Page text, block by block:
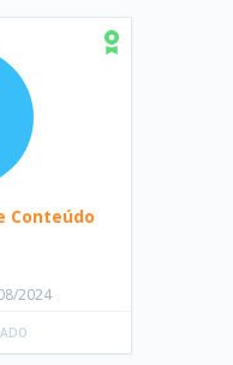
Conteúdo
2024